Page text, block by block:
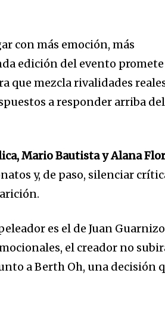
con más emoción, más
edición del evento promete
que mezcla rivalidades
a responder arriba del
Mario Bautista y Alana
y, de paso, silenciar
es el de Juan
el creador no
a Berth Oh, una decisión